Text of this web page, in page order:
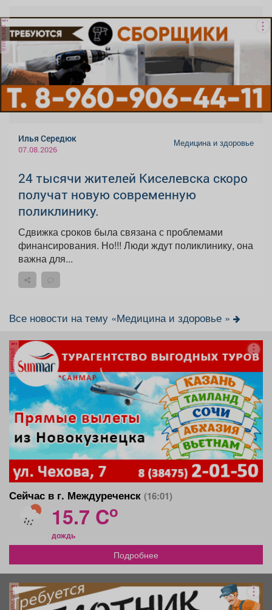
реклама
Илья Середюк
07.08.2026
Медицина и здоровье
24 тысячи жителей Киселевска скоро
получат новую современную
поликлинику.
Сдвижка сроков была связана с проблемами
финансирования. Но!!! Люди ждут поликлинику, она
важна для...
Все новости на тему «Медицина и здоровье »
реклама
Сейчас в г. Междуреченск (16:01)
15.7 Co
дождь
Подробнее
реклама